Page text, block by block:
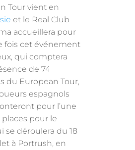
Tour vient en
et le Real Club
accueillera pour
fois cet événement
qui comptera
de 74
du European Tour,
espagnols
pour l’une
places pour le
se déroulera du 18
à Portrush, en